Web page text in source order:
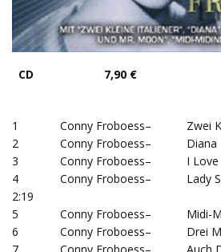
CD 7,90 €
1 Conny Froboess– Zwei
2 Conny Froboess– Diana
3 Conny Froboess– I
4 Conny Froboess– Lady
2:19
5 Conny Froboess– Midi-
6 Conny Froboess– Drei